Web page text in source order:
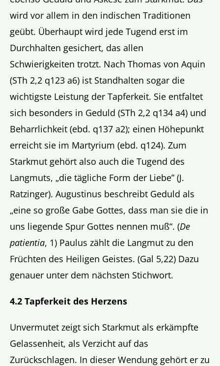
wird vor allem in den indischen Traditionen
geübt. Überhaupt wird jede Tugend erst im
Durchhalten gesichert, das allen
Schwierigkeiten trotzt. Nach Thomas von Aquin
(STh 2,2 q123 a6) ist Standhalten sogar die
wichtigste Leistung der Tapferkeit. Sie entfaltet
sich besonders in Geduld (STh 2,2 q134 a4) und
Beharrlichkeit (ebd. q137 a2); einen Höhepunkt
erreicht sie im Martyrium (ebd. q124). Zum
Starkmut gehört also auch die Tugend des
Langmuts, „die tägliche Form der Liebe” (J.
Ratzinger). Augustinus beschreibt Geduld als
„eine so große Gabe Gottes, dass man sie die in
uns liegende Spur Gottes nennen muß“. (De
patientia, 1) Paulus zählt die Langmut zu den
Früchten des Heiligen Geistes. (Gal 5,22) Dazu
genauer unter dem nächsten Stichwort.
4.2 Tapferkeit des Herzens
Unvermutet zeigt sich Starkmut als erkämpfte
Gelassenheit, als Verzicht auf das
Zurückschlagen. In dieser Wendung gehört er zu